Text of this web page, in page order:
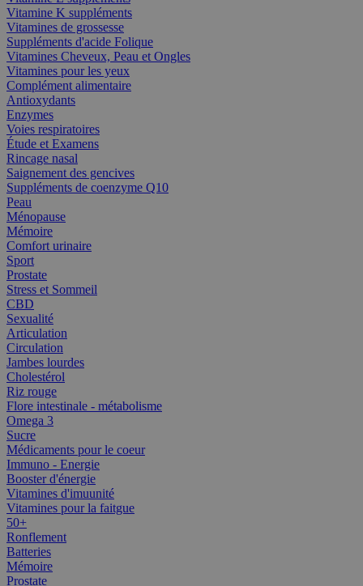
Vitamine K suppléments
Vitamines de grossesse
Suppléments d'acide Folique
Vitamines Cheveux, Peau et Ongles
Vitamines pour les yeux
Complément alimentaire
Antioxydants
Enzymes
Voies respiratoires
Étude et Examens
Rincage nasal
Saignement des gencives
Suppléments de coenzyme Q10
Peau
Ménopause
Mémoire
Comfort urinaire
Sport
Prostate
Stress et Sommeil
CBD
Sexualité
Articulation
Circulation
Jambes lourdes
Cholestérol
Riz rouge
Flore intestinale - métabolisme
Omega 3
Sucre
Médicaments pour le coeur
Immuno - Energie
Booster d'énergie
Vitamines d'imuunité
Vitamines pour la faitgue
50+
Ronflement
Batteries
Mémoire
Prostate